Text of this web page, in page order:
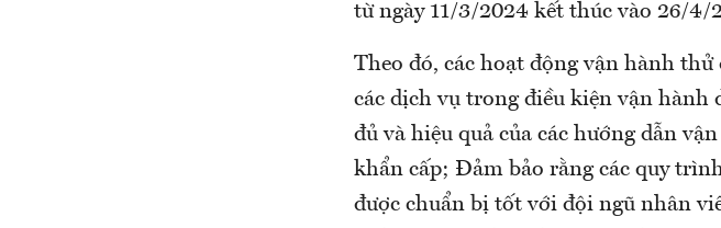
từ ngày 11/3/2024 kết thúc vào 26/4/
Theo đó, các hoạt động vận hành
các dịch vụ trong điều kiện vận
đủ và hiệu quả của các hướng dẫn
khẩn cấp; Đảm bảo rằng các quy
được chuẩn bị tốt với đội ngũ nhân